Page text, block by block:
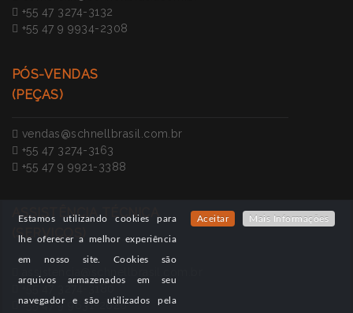
+55 47 3274-3132
+55 47 9 9934-2308
PÓS-VENDAS
(PEÇAS)
vendas@schnellbrasil.com.br
+55 47 3274-3163
+55 47 9 9921-3388
ASSISTÊNCIA TÉCNICA
(SERVIÇOS)
+55 47 3274-3180
+55 47 9 9631-2626
Estamos utilizando cookies para
lhe oferecer a melhor experiência
em nosso site. Cookies são
arquivos armazenados em seu
navegador e são utilizados pela
Aceitar Mais Informações